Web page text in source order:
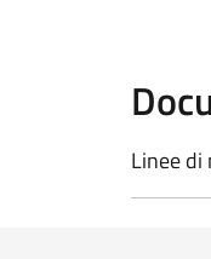
Linee di